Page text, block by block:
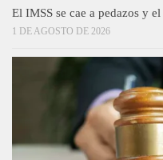
El IMSS se cae a pedazos y
1 DE AGOSTO DE 2026